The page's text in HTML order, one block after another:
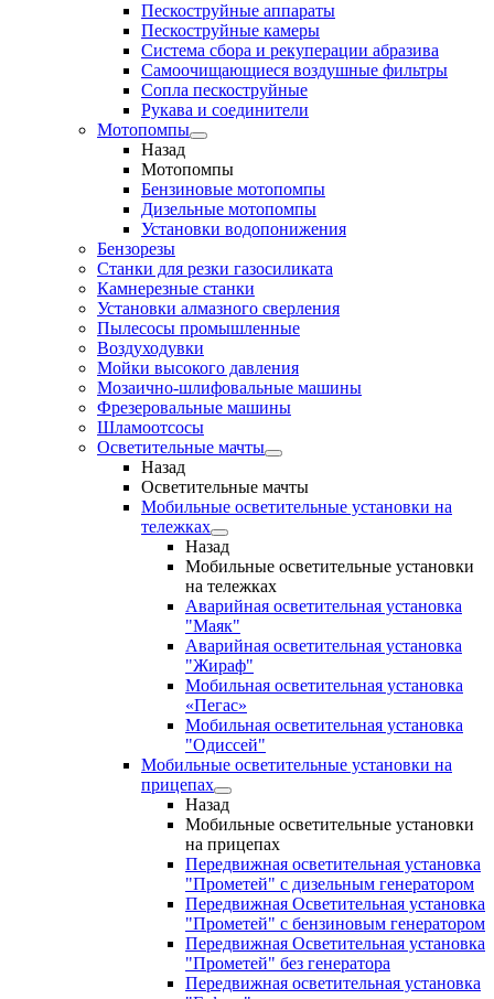
Пескоструйные аппараты
Пескоструйные камеры
Система сбора и рекуперации абразива
Самоочищающиеся воздушные фильтры
Сопла пескоструйные
Рукава и соединители
Мотопомпы
Назад
Мотопомпы
Бензиновые мотопомпы
Дизельные мотопомпы
Установки водопонижения
Бензорезы
Станки для резки газосиликата
Камнерезные станки
Установки алмазного сверления
Пылесосы промышленные
Воздуходувки
Мойки высокого давления
Мозаично-шлифовальные машины
Фрезеровальные машины
Шламоотсосы
Осветительные мачты
Назад
Осветительные мачты
Мобильные осветительные установки на
тележках
Назад
Мобильные осветительные установки
на тележках
Аварийная осветительная установка
"Маяк"
Аварийная осветительная установка
"Жираф"
Мобильная осветительная установка
«Пегас»
Мобильная осветительная установка
"Одиссей"
Мобильные осветительные установки на
прицепах
Назад
Мобильные осветительные установки
на прицепах
Передвижная осветительная установка
"Прометей" с дизельным генератором
Передвижная Осветительная установка
"Прометей" с бензиновым генератором
Передвижная Осветительная установка
"Прометей" без генератора
Передвижная осветительная установка